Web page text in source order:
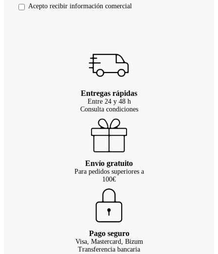
Acepto recibir información comercial
Entregas rápidas
Entre 24 y 48 h
Consulta condiciones
Envío gratuito
Para pedidos superiores a
100€
Pago seguro
Visa, Mastercard, Bizum
Transferencia bancaria